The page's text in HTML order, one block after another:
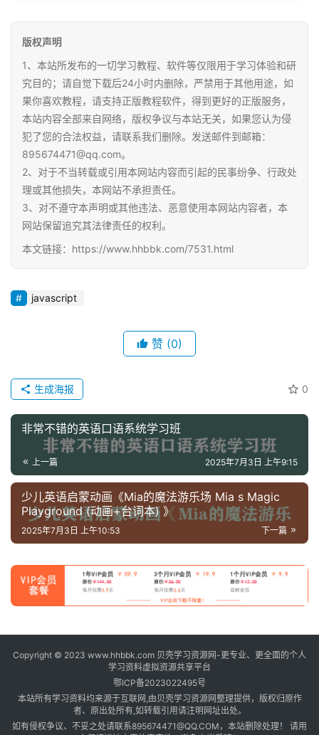
资
源
高
中
资
料
儿
童
国
学
蒙
儿
蒙
版权声明
1、本站所发布的一切学习教程、软件等仅限用于学习体验和研
究目的；请自觉下载后24小时内删除，严禁用于其他用途，如
果你喜欢教程，请支持正版教程软件，得到更好的正版服务，
本站内容全部来自网络，版权争议与本站无关，如果您认为侵
犯了您的合法权益，请联系我们删除。发送邮件到邮箱：
895674471@qq.com。
2、对于不当转载或引用本网站内容而引起的民事纷争、行政处
理或其他损失，本网站不承担责任。
3、对不遵守本声明或其他违法、恶意使用本网站内容者，本
网站保留追究其法律责任的权利。
本文链接：https://www.hhbbk.com/7531.html
javascript
赞 (0)
0
生成海报
非常不错的英语口语系统学习班
上一篇 2025年7月3日 上午9:15
少儿英语启蒙动画《Mia的魔法游乐场 Mia s Magic
Playground (动画+台词本) 》
下一篇
2025年7月3日 上午10:53
Copyright © 2023 www.hhbbk.com 贝壳学习资源网-更专业、更全面的个人
学习资料虚拟资源共享平台
鄂ICP备2023022495号
本站所有学习资料均来源于互联网,由贝壳学习资源网整理提供，版权归原作
者、原出处所有,如转载引用请注明网址出处。
如有侵权争议、不妥之处请联系895674471@QQ.COM，本站删除处理！ 请用